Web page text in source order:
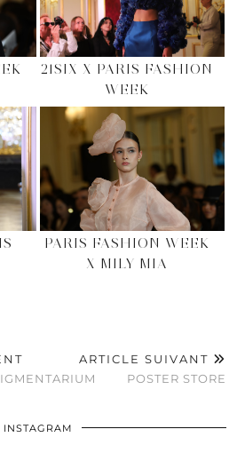
21SIX X PARIS FASHION
WEEK
PARIS FASHION WEEK
X MILY MIA
ARTICLE SUIVANT
POSTER STORE
INSTAGRAM